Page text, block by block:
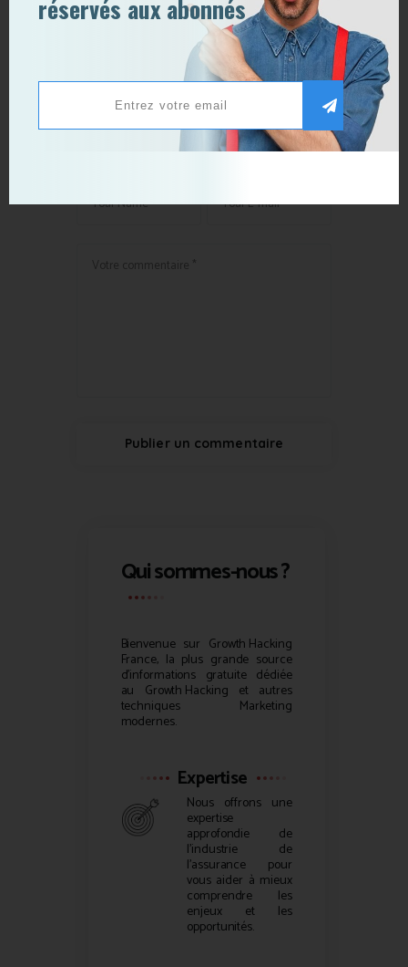
L’Acquisition Strategy
Design appliqué au secteur
de la formation
Publier un commentaire
Qui sommes-nous ?
Bienvenue sur Growth Hacking
France, la plus grande source
d’informations gratuite dédiée
au Growth Hacking et autres
techniques Marketing
modernes.
Expertise
Nous offrons une
expertise
approfondie de
l’industrie de
l’assurance pour
vous aider à mieux
comprendre les
enjeux et les
opportunités.
réservés aux abonnés